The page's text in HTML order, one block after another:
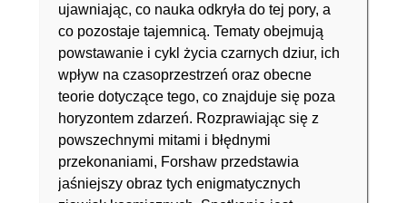
ujawniając, co nauka odkryła do tej pory, a
co pozostaje tajemnicą. Tematy obejmują
powstawanie i cykl życia czarnych dziur, ich
wpływ na czasoprzestrzeń oraz obecne
teorie dotyczące tego, co znajduje się poza
horyzontem zdarzeń. Rozprawiając się z
powszechnymi mitami i błędnymi
przekonaniami, Forshaw przedstawia
jaśniejszy obraz tych enigmatycznych